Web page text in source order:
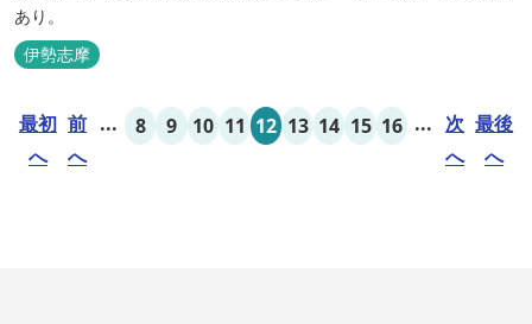
あり。
伊勢志摩
最初
へ
前
へ
... 8 9 10 11 12 13 14 15 16 ... 次
へ
最後
へ